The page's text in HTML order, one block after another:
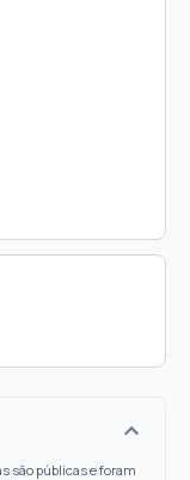
são públicas e foram